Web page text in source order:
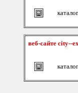
веб-сайте city--